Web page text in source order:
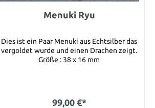
Menuki Ryu
Dies ist ein Paar Menuki aus Echtsilber das
vergoldet wurde und einen Drachen zeigt.
Größe : 38 x 16 mm
99,00 €*